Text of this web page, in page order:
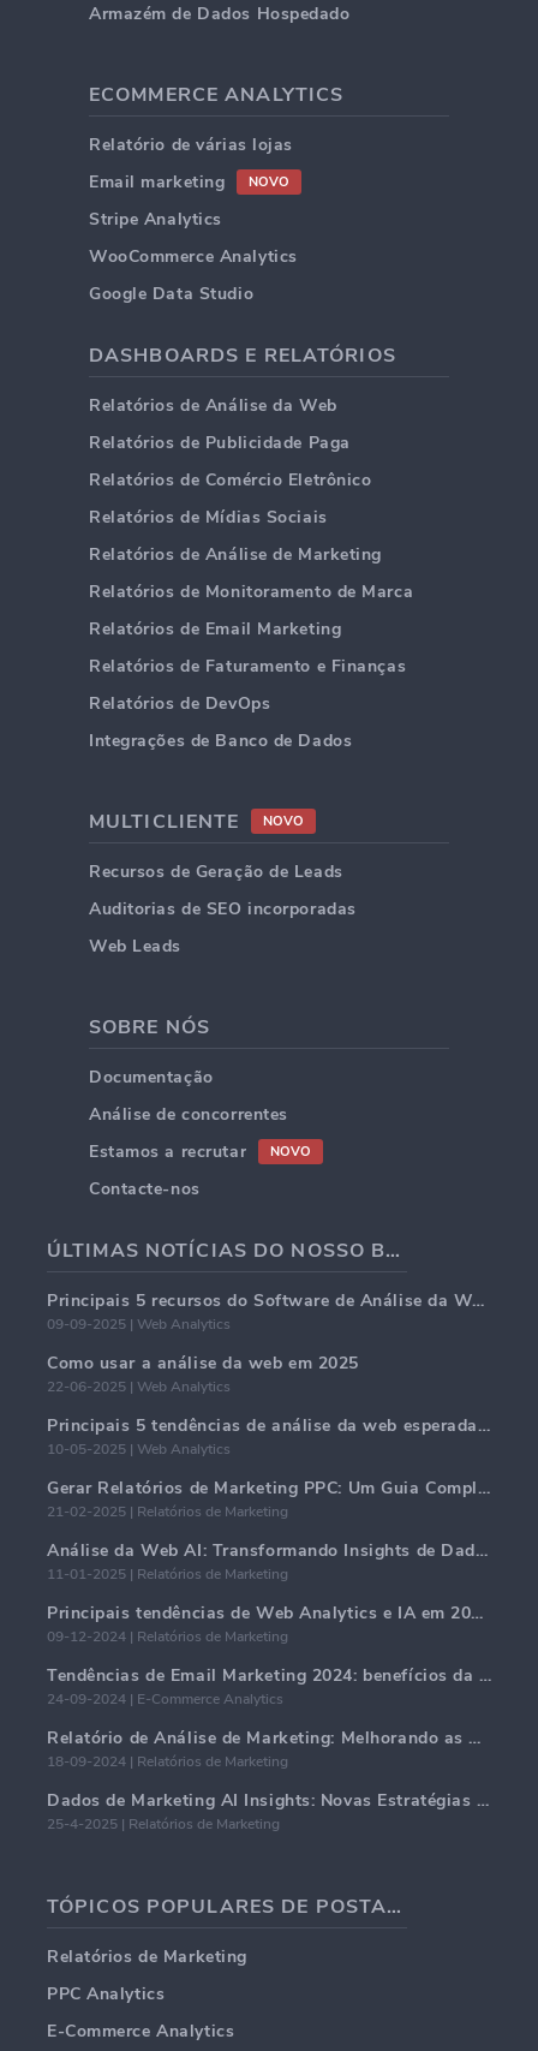
Armazém de Dados Hospedado
ECOMMERCE ANALYTICS
Relatório de várias lojas
Email marketing
NOVO
Stripe Analytics
WooCommerce Analytics
Google Data Studio
DASHBOARDS E RELATÓRIOS
Relatórios de Análise da Web
Relatórios de Publicidade Paga
Relatórios de Comércio Eletrônico
Relatórios de Mídias Sociais
Relatórios de Análise de Marketing
Relatórios de Monitoramento de Marca
Relatórios de Email Marketing
Relatórios de Faturamento e Finanças
Relatórios de DevOps
Integrações de Banco de Dados
MULTICLIENTE NOVO
Recursos de Geração de Leads
Auditorias de SEO incorporadas
Web Leads
SOBRE NÓS
Documentação
Análise de concorrentes
Estamos a recrutar
NOVO
Contacte-nos
ÚLTIMAS NOTÍCIAS DO NOSSO BLOG
Principais 5 recursos do Software de Análise da Web em 2025
09-09-2025 | Web Analytics
Como usar a análise da web em 2025
22-06-2025 | Web Analytics
Principais 5 tendências de análise da web esperadas para dominar em 2025
10-05-2025 | Web Analytics
Gerar Relatórios de Marketing PPC: Um Guia Completo
21-02-2025 | Relatórios de Marketing
Análise da Web AI: Transformando Insights de Dados com Precisão
11-01-2025 | Relatórios de Marketing
Principais tendências de Web Analytics e IA em 2024
09-12-2024 | Relatórios de Marketing
Tendências de Email Marketing 2024: benefícios da hiper-personalização
24-09-2024 | E-Commerce Analytics
Relatório de Análise de Marketing: Melhorando as Percepções de Negócios
18-09-2024 | Relatórios de Marketing
Dados de Marketing AI Insights: Novas Estratégias de Negócios para 2024
25-4-2025 | Relatórios de Marketing
TÓPICOS POPULARES DE POSTAGENS EM BLOG
Relatórios de Marketing
PPC Analytics
E-Commerce Analytics